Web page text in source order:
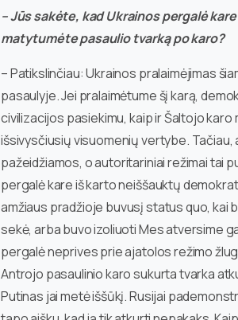
– Jūs sakėte, kad Ukrainos pergalė
matytumėte pasaulio tvarką po karo?
– Patikslinčiau: Ukrainos pralaimėjimas
pasaulyje. Jei pralaimėtume šį karą,
civilizacijos pasiekimu, kaip ir Šaltojo
išsivysčiusių visuomenių vertybe.
pažeidžiamos, o autoritariniai režimai tai
pergalė kare iš karto neiššauktų
amžiaus pradžioje buvusį status quo, kai
sekė, arba buvo izoliuoti Mes atversime
pergalė neprives prie ajatolos režimo
Antrojo pasaulinio karo sukurta tvarka
Putinas jai metė iššūkį. Rusijai